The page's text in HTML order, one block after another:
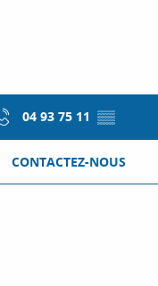
04 93 75 11 ▒▒
CONTACTEZ-NOUS